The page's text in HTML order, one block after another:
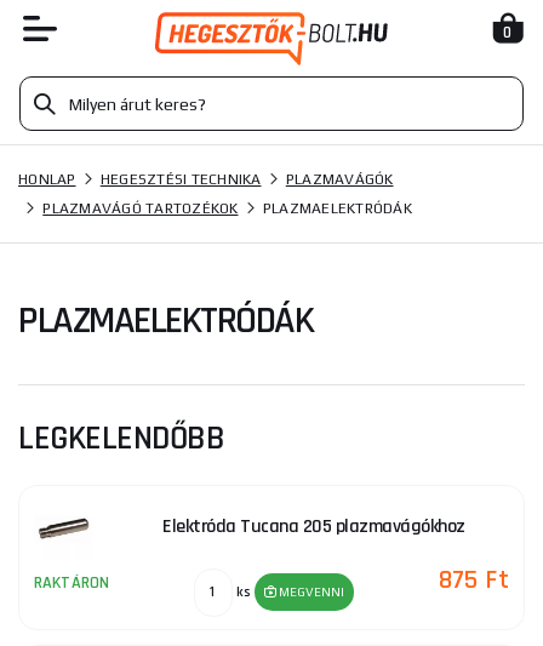
0
HONLAP HEGESZTÉSI TECHNIKA
PLAZMAVÁGÓK
PLAZMAVÁGÓ TARTOZÉKOK
PLAZMAELEKTRÓDÁK
PLAZMAELEKTRÓDÁK
LEGKELENDŐBB
Elektróda Tucana 205 plazmavágókhoz
RAKTÁRON ks MEGVENNI 875 Ft